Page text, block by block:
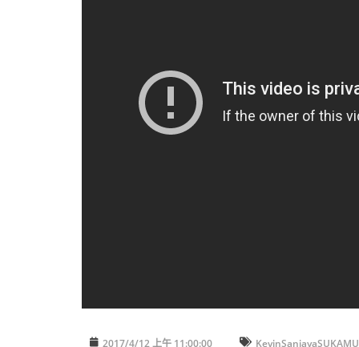
2017/4/12 上午 11:00:00